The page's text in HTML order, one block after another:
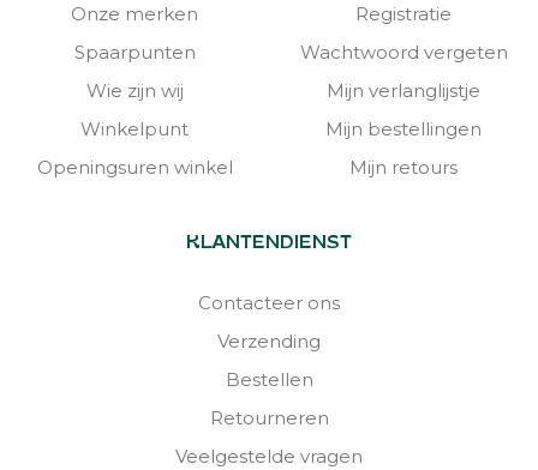
Onze merken
Spaarpunten
Wie zijn wij
Winkelpunt
Openingsuren winkel
Registratie
Wachtwoord vergeten
Mijn verlanglijstje
Mijn bestellingen
Mijn retours
KLANTENDIENST
Contacteer ons
Verzending
Bestellen
Retourneren
Veelgestelde vragen